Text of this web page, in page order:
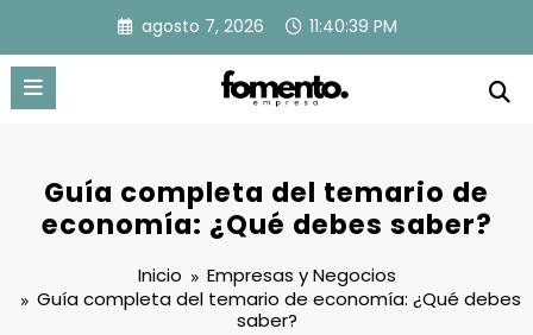
contenido
agosto 7, 2026 11:40:40 PM
Guía completa del temario de
economía: ¿Qué debes saber?
Inicio
Empresas y Negocios
Guía completa del temario de economía: ¿Qué debes
saber?